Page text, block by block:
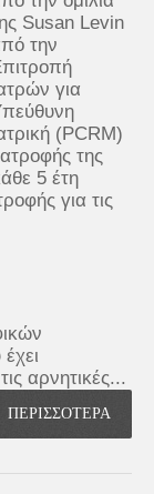
Susan Levin
την
για
(PCRM)
της
5 έτη
για τις
αρνητικές...
ΠΕΡΙΣΣΟΤΕΡΑ